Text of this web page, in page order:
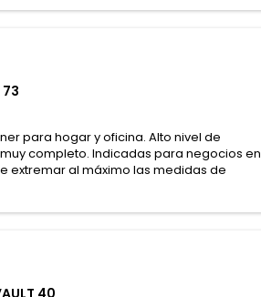
73
para hogar y oficina. Alto nivel de
completo. Indicadas para negocios en
extremar al máximo las medidas de